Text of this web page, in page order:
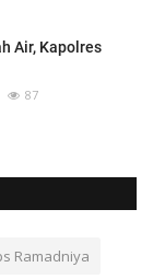
Air, Kapolres
87
Ramadniya